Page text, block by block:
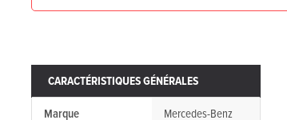
CARACTÉRISTIQUES GÉNÉRALES
Marque
Mercedes-Benz